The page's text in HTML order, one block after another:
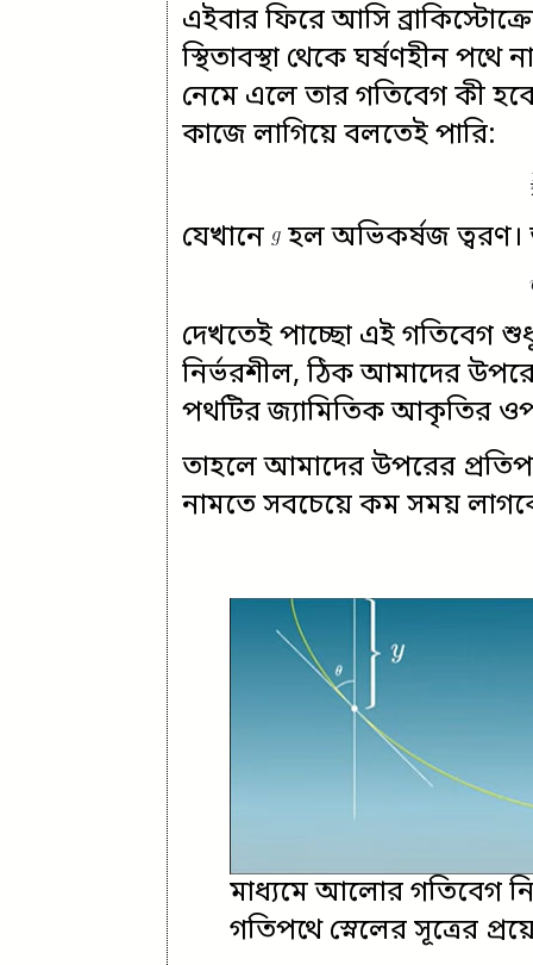
এইবার ফিরে আসি
স্থিতাবস্থা থেকে ঘর্ষণহীন পথে
নেমে এলে তার গতিবেগ কী
কাজে লাগিয়ে বলতেই পারি:
যেখানে হল অভিকর্ষজ ত্বরণ।
দেখতেই পাচ্ছো এই গতিবেগ
নির্ভরশীল, ঠিক আমাদের
পথটির জ্যামিতিক আকৃতির
তাহলে আমাদের উপরের
নামতে সবচেয়ে কম সময়
মাধ্যমে আলোর গতিবেগ
গতিপথে স্নেলের সূত্রের